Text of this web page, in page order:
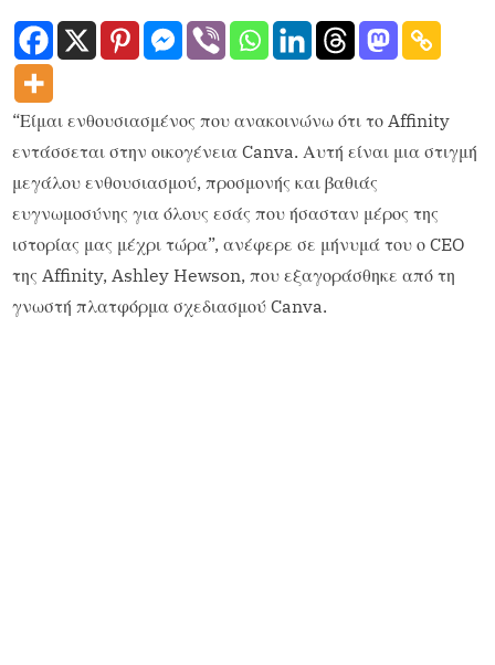
“Είμαι ενθουσιασμένος που ανακοινώνω ότι το Affinity
εντάσσεται στην οικογένεια Canva. Αυτή είναι μια στιγμή
μεγάλου ενθουσιασμού, προσμονής και βαθιάς
ευγνωμοσύνης για όλους εσάς που ήσασταν μέρος της
ιστορίας μας μέχρι τώρα”, ανέφερε σε μήνυμά του ο CEO
της Affinity, Ashley Hewson, που εξαγοράσθηκε από τη
γνωστή πλατφόρμα σχεδιασμού Canva.